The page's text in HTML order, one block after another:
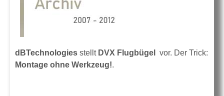
dBTechnologies stellt DVX Flugbügel
vor. Der Trick:
Montage ohne Werkzeug!.